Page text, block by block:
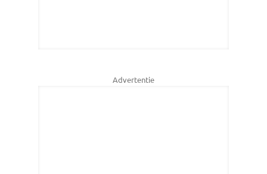
Advertentie